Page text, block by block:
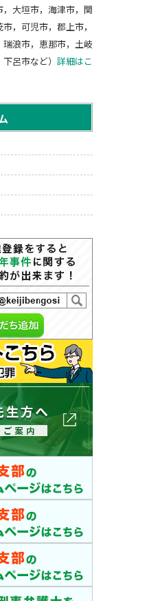
大垣市，海津市，関
，可児市，郡上市，
浪市，恵那市，土岐
呂市など） 詳細はこ